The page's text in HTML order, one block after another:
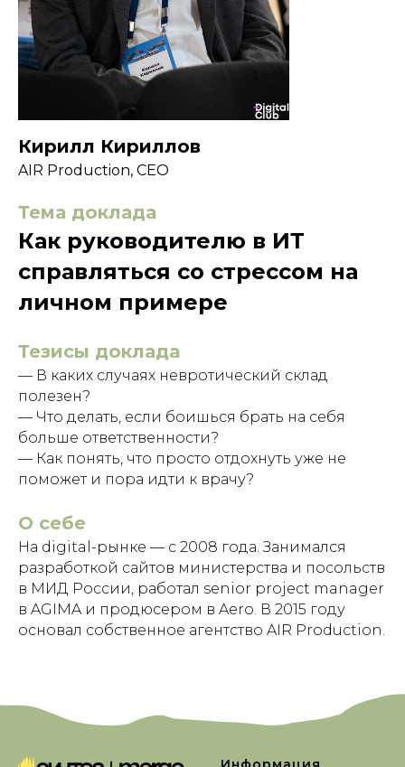
Кирилл Кириллов
AIR Production, CEO
Тема доклада
Как руководителю в ИТ
справляться со стрессом на
личном примере
Тезисы доклада
— В каких случаях невротический склад
полезен?
— Что делать, если боишься брать на себя
больше ответственности?
— Как понять, что просто отдохнуть уже не
поможет и пора идти к врачу?
О себе
На digital-рынке — с 2008 года. Занимался
разработкой сайтов министерства и посольств
в МИД России, работал senior project manager
в AGIMA и продюсером в Aero. В 2015 году
основал собственное агентство AIR Production.